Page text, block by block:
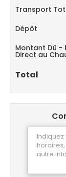
Transport
Dépôt
Montant Dû -
Direct au
Total